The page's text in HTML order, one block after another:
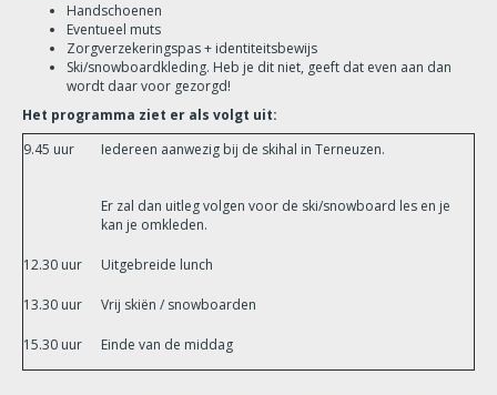
Handschoenen
Eventueel muts
Zorgverzekeringspas + identiteitsbewijs
Ski/snowboardkleding. Heb je dit niet, geeft dat even aan dan
wordt daar voor gezorgd!
Het programma ziet er als volgt uit:
9.45 uur
Iedereen aanwezig bij de skihal in Terneuzen.
Er zal dan uitleg volgen voor de ski/snowboard les en je
kan je omkleden.
12.30 uur Uitgebreide lunch
13.30 uur Vrij skiën / snowboarden
15.30 uur Einde van de middag